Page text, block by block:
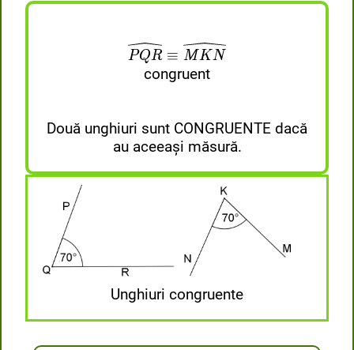
PQRundefined≡
PQRundefined≡
PQR≡ MKN
congruent
Două unghiuri sunt CONGRUENTE dacă
au aceeași măsură.
Unghiuri congruente